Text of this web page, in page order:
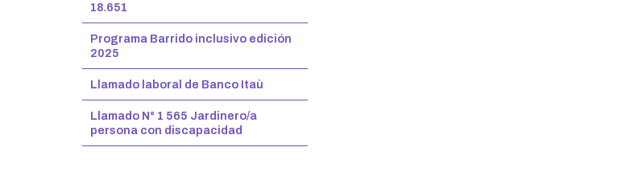
18.651
Programa Barrido inclusivo edición
2025
Llamado laboral de Banco Itaù
Llamado N° 1 565 Jardinero/a
persona con discapacidad